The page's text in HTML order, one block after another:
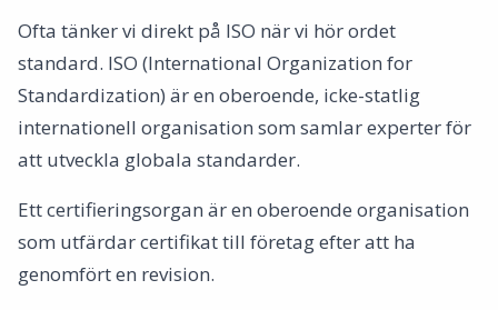
Ofta tänker vi direkt på ISO när vi hör ordet
standard. ISO (International Organization for
Standardization) är en oberoende, icke-statlig
internationell organisation som samlar experter för
att utveckla globala standarder.
Ett certifieringsorgan är en oberoende organisation
som utfärdar certifikat till företag efter att ha
genomfört en revision.